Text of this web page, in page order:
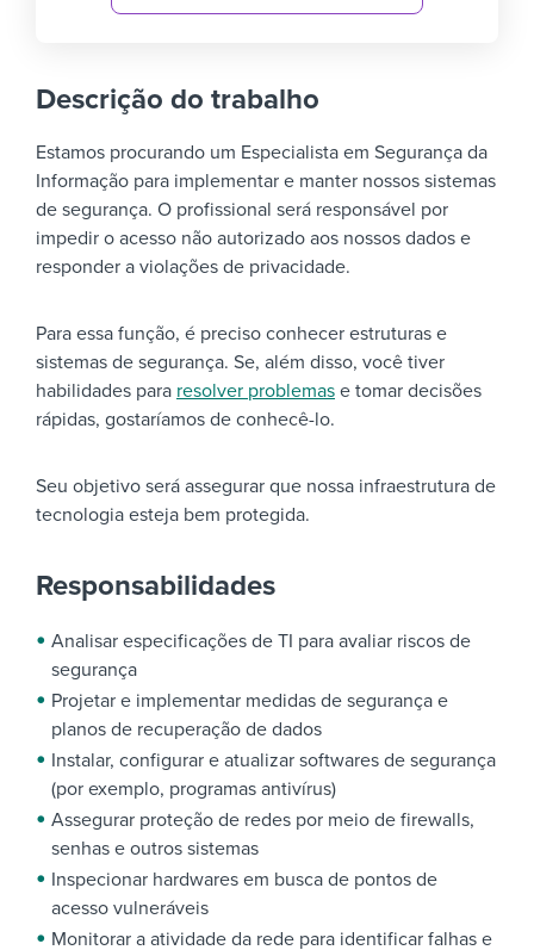
Descrição do trabalho
Estamos procurando um Especialista em Segurança da
Informação para implementar e manter nossos sistemas
de segurança. O profissional será responsável por
impedir o acesso não autorizado aos nossos dados e
responder a violações de privacidade.
Para essa função, é preciso conhecer estruturas e
sistemas de segurança. Se, além disso, você tiver
habilidades para resolver problemas e tomar decisões
rápidas, gostaríamos de conhecê-lo.
Seu objetivo será assegurar que nossa infraestrutura de
tecnologia esteja bem protegida.
Responsabilidades
Analisar especificações de TI para avaliar riscos de
segurança
Projetar e implementar medidas de segurança e
planos de recuperação de dados
Instalar, configurar e atualizar softwares de segurança
(por exemplo, programas antivírus)
Assegurar proteção de redes por meio de firewalls,
senhas e outros sistemas
Inspecionar hardwares em busca de pontos de
acesso vulneráveis
Monitorar a atividade da rede para identificar falhas e